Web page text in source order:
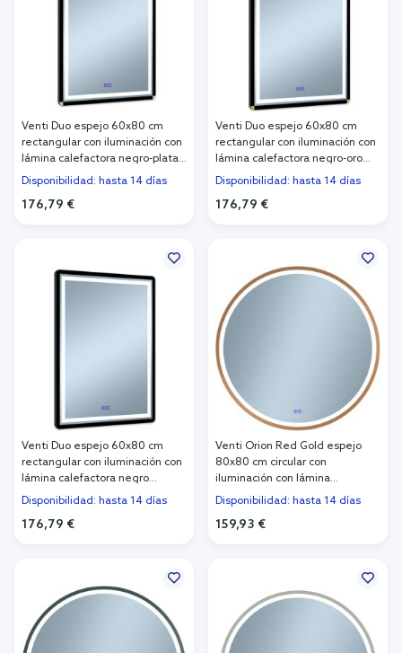
Venti Duo espejo 60x80 cm
rectangular con iluminación con
lámina calefactora negro-plata
5905951180427
Disponibilidad: hasta 14 días
176,79 €
Venti Duo espejo 60x80 cm
rectangular con iluminación con
lámina calefactora negro-oro
5905951180410
Disponibilidad: hasta 14 días
176,79 €
Venti Duo espejo 60x80 cm
rectangular con iluminación con
lámina calefactora negro
5905951180441
Disponibilidad: hasta 14 días
176,79 €
Venti Orion Red Gold espejo
80x80 cm circular con
iluminación con lámina
calefactora 5905951180335
Disponibilidad: hasta 14 días
159,93 €